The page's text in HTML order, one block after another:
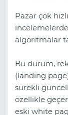
Pazar çok
algoritmalar
Bu durum,
(landing
sürekli
özellikle
eski white